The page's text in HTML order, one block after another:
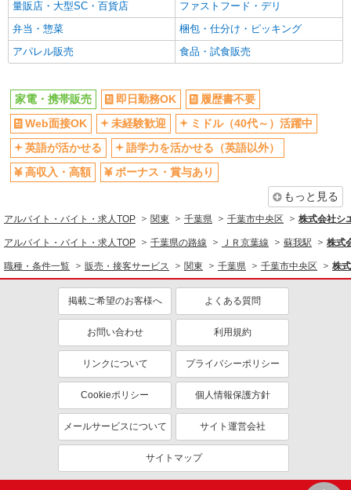
交通費支給
社会保険あり
入社祝い金あり
各種手当（家族・役職・インセン
ティブなど）あり
同じ職種から求人を探す
販売・接客サービス
家電・携帯販売
同じ特徴から求人を探す
ミドル（40代～）活躍中
交通費支給
社会保険あり
社員登用あり
量販店・大型SC・百貨店
ファストフード・デリ
弁当・惣菜
梱包・仕分け・ピッキング
アパレル販売
食品・試食販売
家電・携帯販売 即日勤務OK
履歴書不要
Web面接OK
未経験歓迎
ミドル（40代～）活躍中
英語が活かせる
語学力を活かせる（英語以外）
高収入・高額
ボーナス・賞与あり
もっと見る
アルバイト・バイト・求人TOP 関東 千葉県 千葉市中央区 株式会社シ
アルバイト・バイト・求人TOP 千葉県の路線 ＪＲ京葉線 蘇我駅 株式
職種・条件一覧 販売・接客サービス 関東 千葉県 千葉市中央区 株
掲載ご希望のお客様へ よくある質問
お問い合わせ 利用規約
リンクについて プライバシーポリシー
Cookieポリシー 個人情報保護方針
メールサービスについて サイト運営会社
サイトマップ